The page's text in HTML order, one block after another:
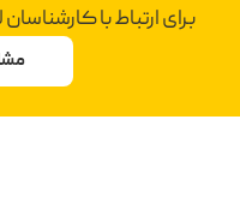
برای ارتباط با